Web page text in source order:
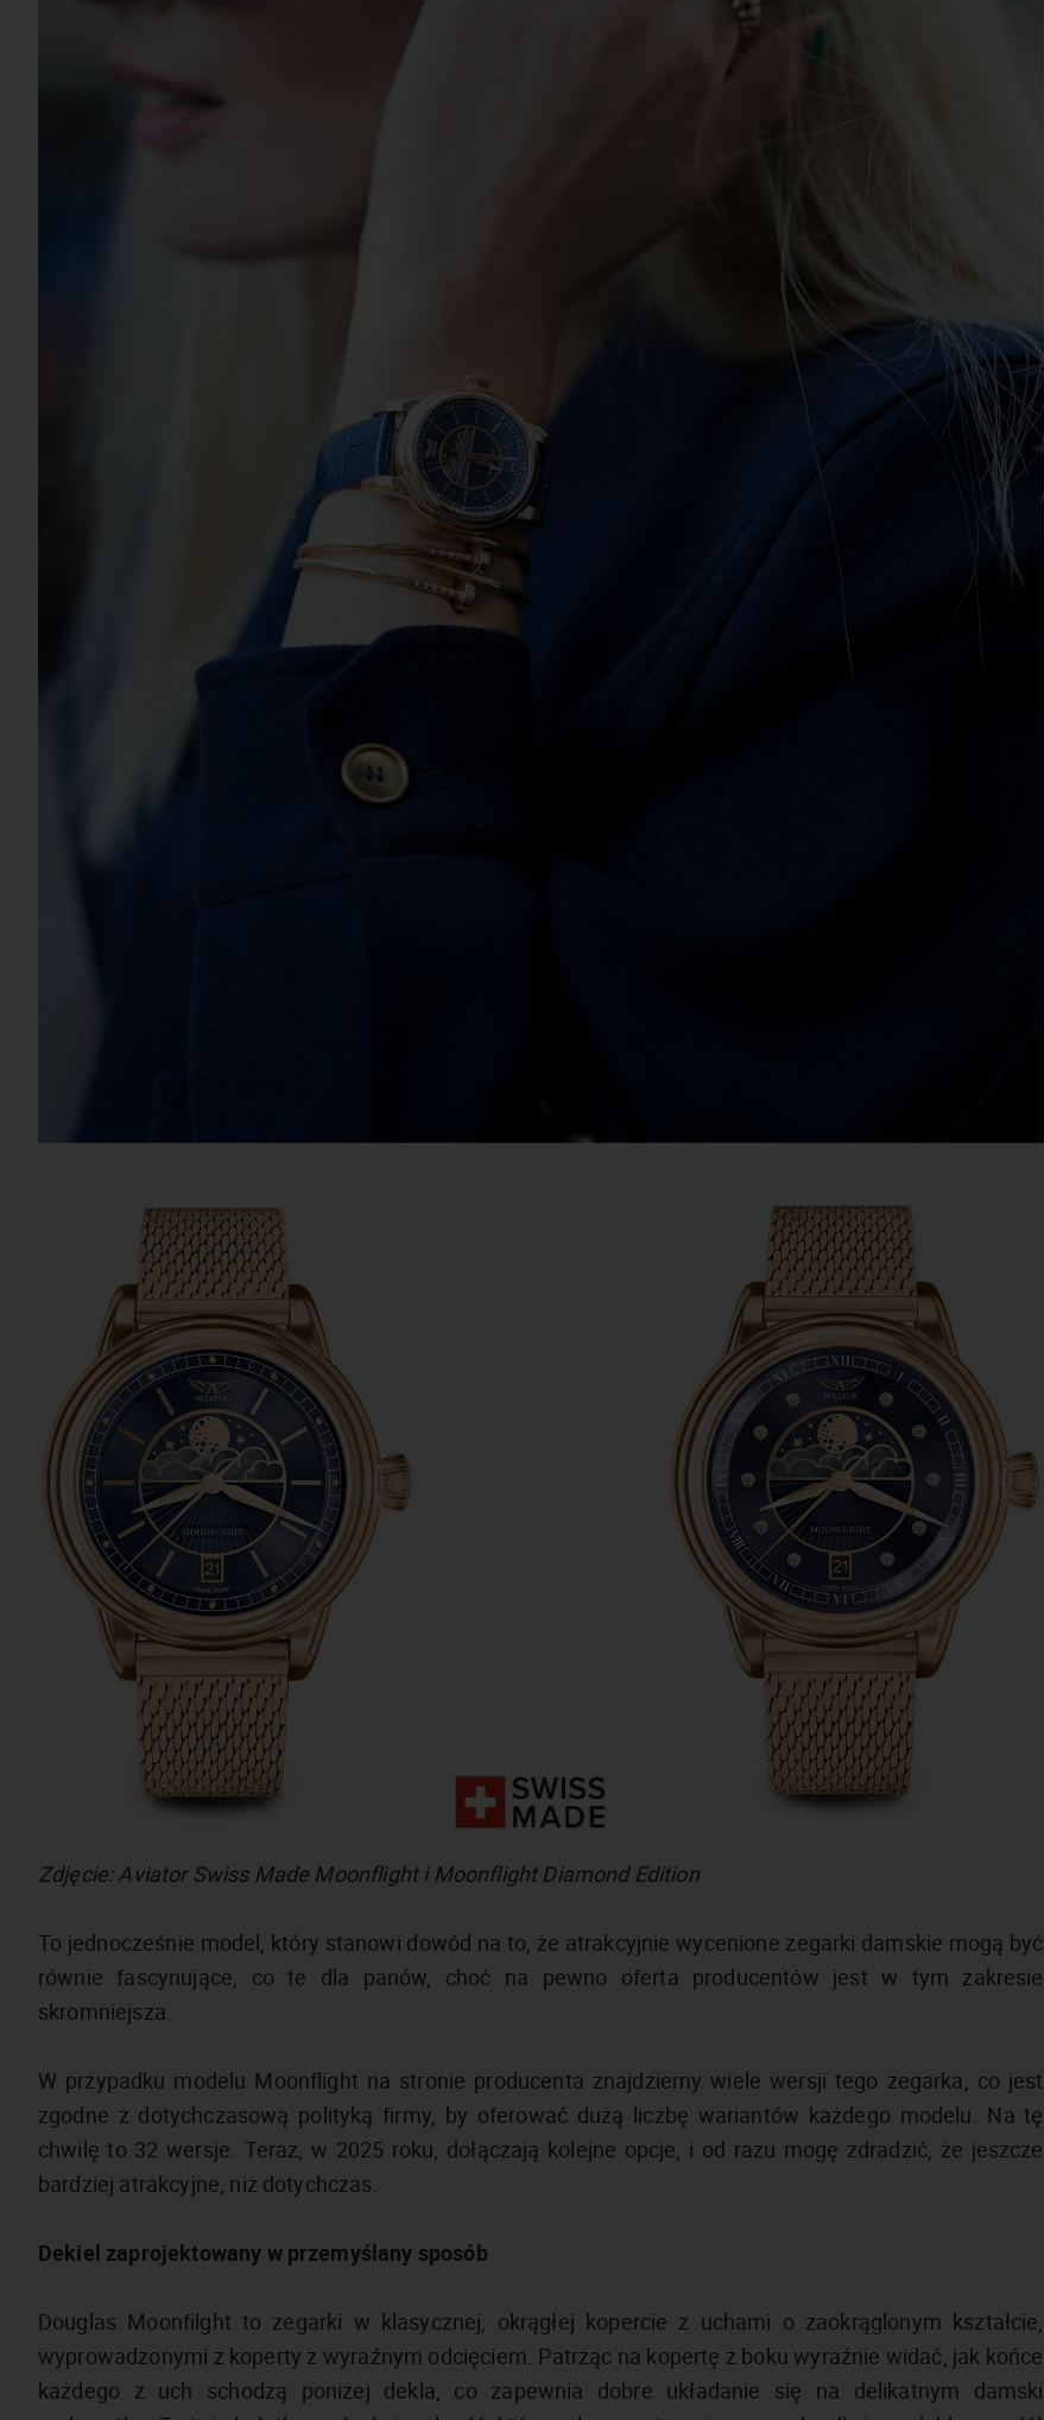
Zdjęcie: Aviator Swiss Made Moonflight i Moonflight Diamond Edition
To jednocześnie model, który stanowi dowód na to, że atrakcyjnie wycenione zegarki damskie mogą być
równie fascynujące, co te dla panów, choć na pewno oferta producentów jest w tym zakresie
skromniejsza.
W przypadku modelu Moonflight na stronie producenta znajdziemy wiele wersji tego zegarka, co jest
zgodne z dotychczasową polityką firmy, by oferować dużą liczbę wariantów każdego modelu. Na tę
chwilę to 32 wersje. Teraz, w 2025 roku, dołączają kolejne opcje, i od razu mogę zdradzić, że jeszcze
bardziej atrakcyjne, niż dotychczas.
Dekiel zaprojektowany w przemyślany sposób
Douglas Moonfilght to zegarki w klasycznej, okrągłej kopercie z uchami o zaokrąglonym kształcie,
wyprowadzonymi z koperty z wyraźnym odcięciem. Patrząc na kopertę z boku wyraźnie widać, jak końce
każdego z uch schodzą poniżej dekla, co zapewnia dobre układanie się na delikatnym damski